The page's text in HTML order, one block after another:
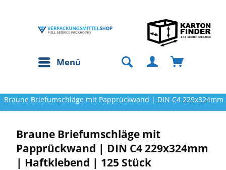
Menü
Braune Briefumschläge mit Papprückwand | DIN C4
Braune Briefumschläge mit
Papprückwand | DIN C4 229x324mm
| Haftklebend | 125 Stück